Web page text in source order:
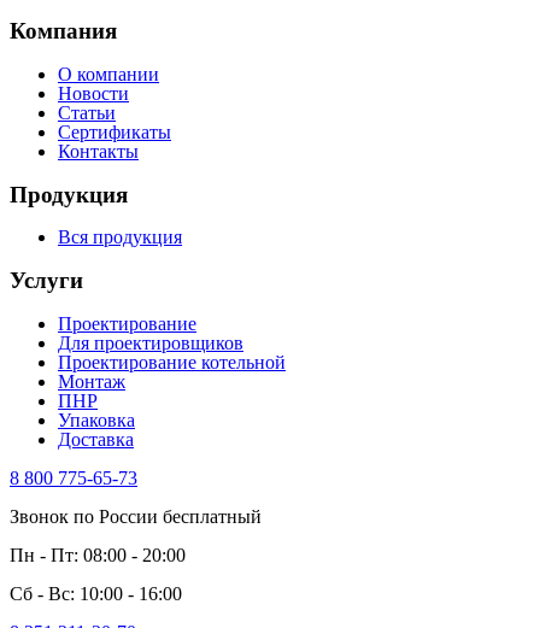
Компания
О компании
Новости
Статьи
Сертификаты
Контакты
Продукция
Вся продукция
Услуги
Проектирование
Для проектировщиков
Проектирование котельной
Монтаж
ПНР
Упаковка
Доставка
8 800 775-65-73
Звонок по России бесплатный
Пн - Пт: 08:00 - 20:00
Сб - Вс: 10:00 - 16:00